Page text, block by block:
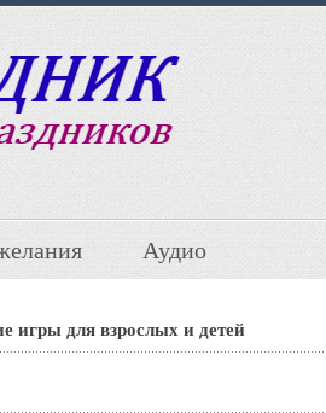
Аудио
игры для взрослых и детей